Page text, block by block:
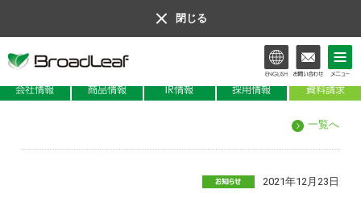
閉じる
IR情報
一覧へ
2021年12月23日